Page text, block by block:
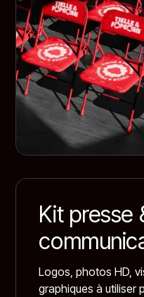
Kit presse
Logos, photos HD,
graphiques à utiliser